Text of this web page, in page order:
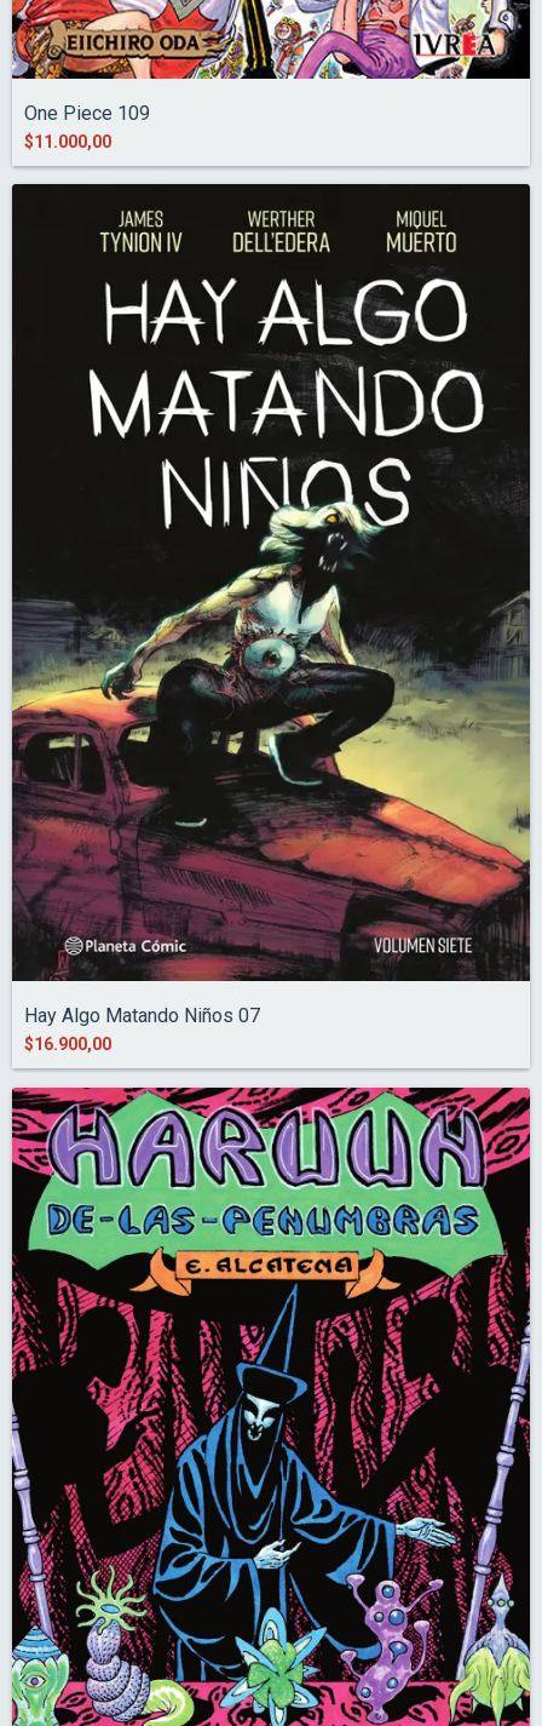
One Piece 109
$11.000,00
Hay Algo Matando Niños 07
$16.900,00